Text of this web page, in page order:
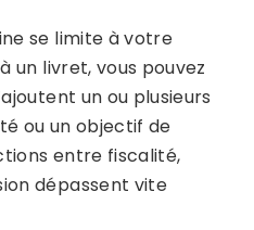
se limite à votre
un livret, vous pouvez
un ou plusieurs
ou un objectif de
entre fiscalité,
dépassent vite